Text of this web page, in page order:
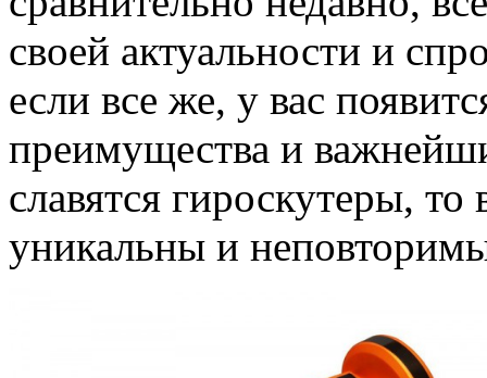
своей актуальности и
если все же, у вас
преимущества и
славятся гироскутеры,
уникальны и